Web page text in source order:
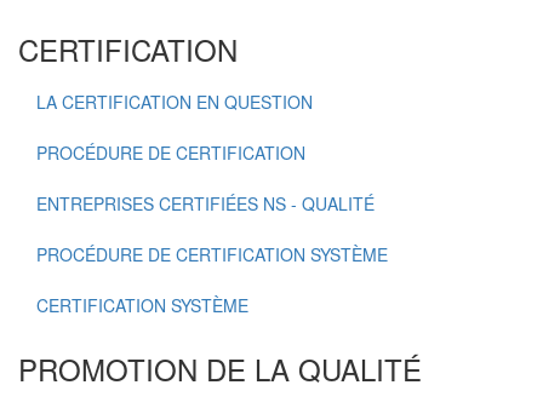
CERTIFICATION
LA CERTIFICATION EN QUESTION
PROCÉDURE DE CERTIFICATION
ENTREPRISES CERTIFIÉES NS - QUALITÉ
PROCÉDURE DE CERTIFICATION SYSTÈME
CERTIFICATION SYSTÈME
PROMOTION DE LA QUALITÉ